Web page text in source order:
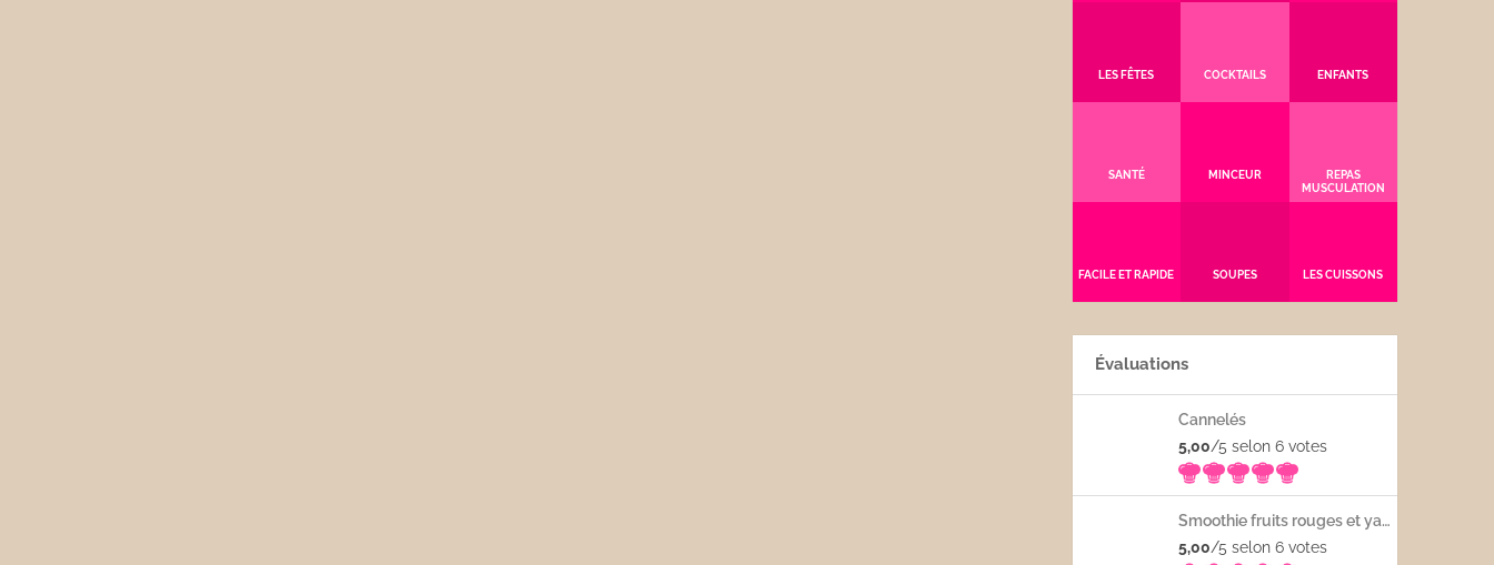
LES FÊTES COCKTAILS ENFANTS
SANTÉ MINCEUR
REPAS
MUSCULATION
FACILE ET RAPIDE SOUPES LES CUISSONS
Évaluations
Cannelés
5,00/5 selon 6 votes
Smoothie fruits rouges et yaourt
5,00/5 selon 6 votes